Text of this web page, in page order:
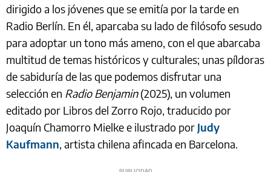
dirigido a los jóvenes que se emitía por la tarde en
Radio Berlín. En él, aparcaba su lado de filósofo sesudo
para adoptar un tono más ameno, con el que abarcaba
multitud de temas históricos y culturales; unas píldoras
de sabiduría de las que podemos disfrutar una
selección en Radio Benjamin(2025), un volumen
editado por Libros del Zorro Rojo, traducido por
Joaquín Chamorro Mielke e ilustrado por Judy
Kaufmann, artista chilena afincada en Barcelona.